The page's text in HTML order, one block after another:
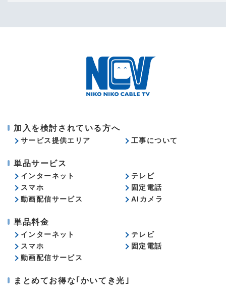
加入を検討されている方へ
サービス提供エリア 工事について
単品サービス
インターネット
テレビ
スマホ
固定電話
動画配信サービス
AIカメラ
単品料金
インターネット
テレビ
スマホ
固定電話
動画配信サービス
まとめてお得な｢かいてき光｣